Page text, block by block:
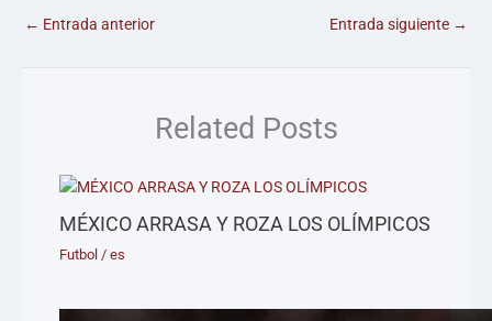
← Entrada anterior Entrada siguiente →
Related Posts
MÉXICO ARRASA Y ROZA LOS OLÍMPICOS
Futbol /es